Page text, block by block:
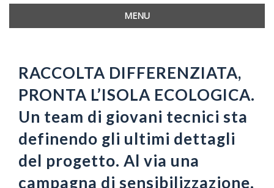
MENU
RACCOLTA DIFFERENZIATA,
PRONTA L’ISOLA ECOLOGICA.
Un team di giovani tecnici sta
definendo gli ultimi dettagli
del progetto. Al via una
campagna di sensibilizzazione.